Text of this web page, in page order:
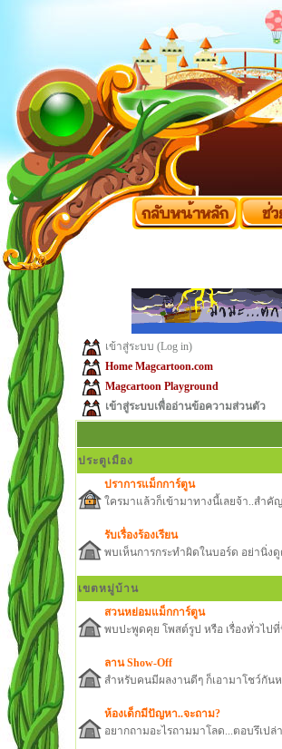
เข้าสู่ระบบ (Log in)
Home Magcartoon.com
Magcartoon Playground
เข้าสู่ระบบเพื่ออ่านข้อความส่วนตัว
ประตูเมือง
ปราการแม็กการ์ตูน
ใครมาแล้วก็เข้ามาทางนี้เลยจ้า..สำคั
รับเรื่องร้องเรียน
พบเห็นการกระทำผิดในบอร์ด อย่านิ่ง
เขตหมู่บ้าน
สวนหย่อมแม็กการ์ตูน
พบปะพูดคุย โพสต์รูป หรือ เรื่องทั่วไปที่
ลาน Show-Off
สำหรับคนมีผลงานดีๆ ก็เอามาโชว์กัน
ห้องเด็กมีปัญหา..จะถาม?
อยากถามอะไรถามมาโลด...ตอบรึเปล่